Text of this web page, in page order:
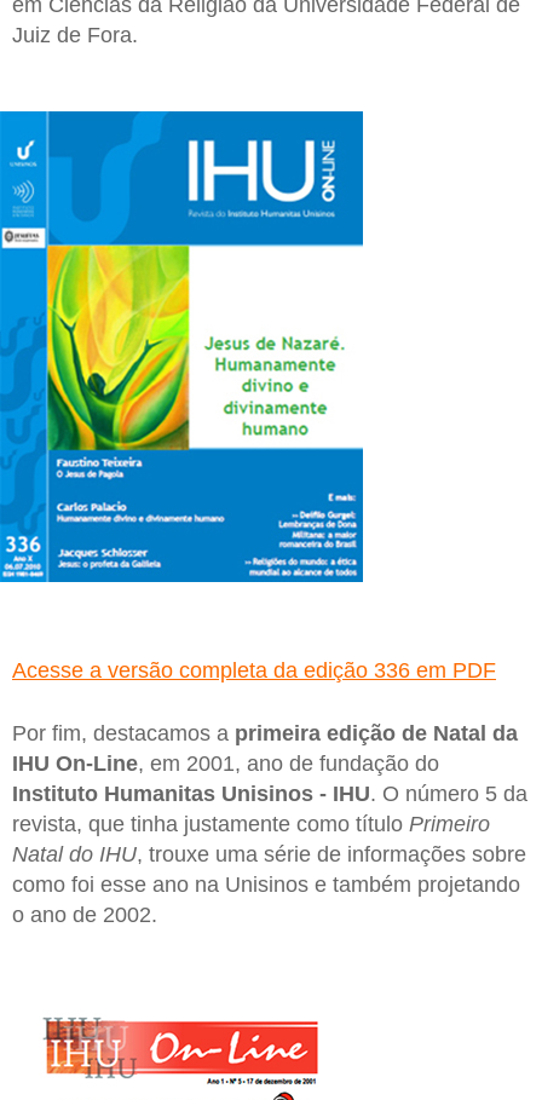
em Ciências da Religião da Universidade Federal de
Juiz de Fora.
Acesse a versão completa da edição 336 em PDF
Por fim, destacamos a primeira edição de Natal da
IHU On-Line, em 2001, ano de fundação do
Instituto Humanitas Unisinos - IHU. O número 5 da
revista, que tinha justamente como título Primeiro
Natal do IHU, trouxe uma série de informações sobre
como foi esse ano na Unisinos e também projetando
o ano de 2002.